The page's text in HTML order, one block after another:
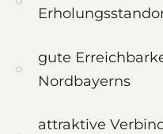
gute
Nordbayerns
attraktive